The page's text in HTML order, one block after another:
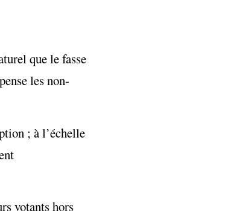
que le fasse
les non-
; à l’échelle
votants hors